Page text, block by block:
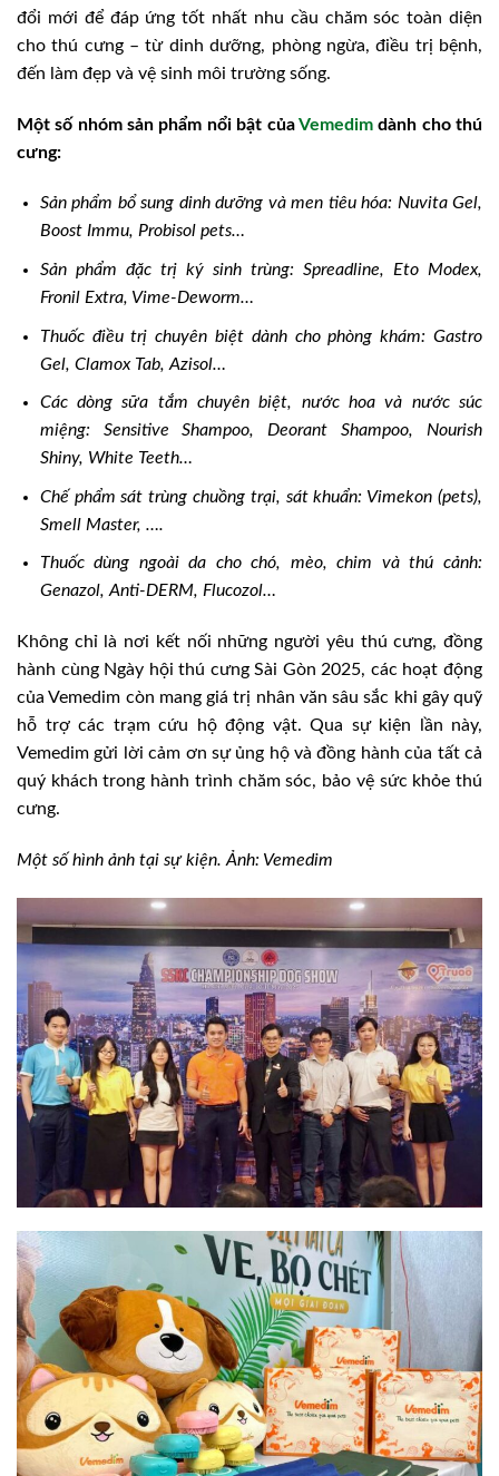
đổi mới để đáp ứng tốt nhất nhu cầu chăm sóc toàn diện
cho thú cưng – từ dinh dưỡng, phòng ngừa, điều trị bệnh,
đến làm đẹp và vệ sinh môi trường sống.
Một số nhóm sản phẩm nổi bật củaVemedimdành cho thú
cưng:
Sản phẩm bổ sung dinh dưỡng và men tiêu hóa: Nuvita Gel,
Boost Immu, Probisol pets…
Sản phẩm đặc trị ký sinh trùng: Spreadline, Eto Modex,
Fronil Extra, Vime-Deworm…
Thuốc điều trị chuyên biệt dành cho phòng khám: Gastro
Gel, Clamox Tab, Azisol…
Các dòng sữa tắm chuyên biệt, nước hoa và nước súc
miệng: Sensitive Shampoo, Deorant Shampoo, Nourish
Shiny, White Teeth…
Chế phẩm sát trùng chuồng trại, sát khuẩn: Vimekon (pets),
Smell Master, ….
Thuốc dùng ngoài da cho chó, mèo, chim và thú cảnh:
Genazol, Anti-DERM, Flucozol…
Không chỉ là nơi kết nối những người yêu thú cưng, đồng
hành cùng Ngày hội thú cưng Sài Gòn 2025, các hoạt động
của Vemedim còn mang giá trị nhân văn sâu sắc khi gây quỹ
hỗ trợ các trạm cứu hộ động vật. Qua sự kiện lần này,
Vemedim gửi lời cảm ơn sự ủng hộ và đồng hành của tất cả
quý khách trong hành trình chăm sóc, bảo vệ sức khỏe thú
cưng.
Một số hình ảnh tại sự kiện. Ảnh: Vemedim